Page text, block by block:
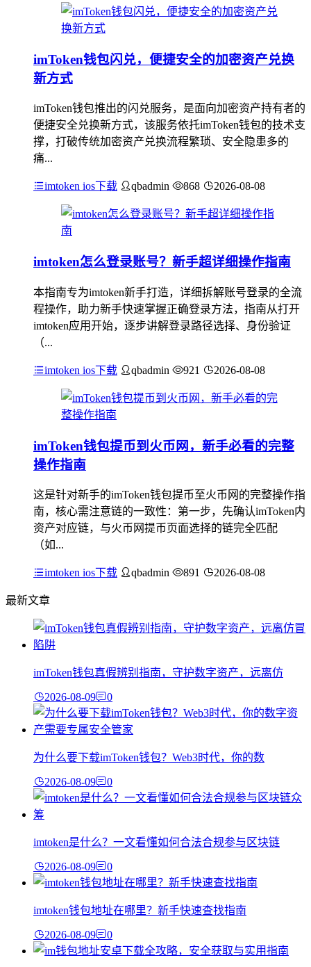
imToken钱包闪兑，便捷安全的加密资产兑换
新方式
imToken钱包推出的闪兑服务，是面向加密资产持有者的
便捷安全兑换新方式，该服务依托imToken钱包的技术支
撑，打破传统加密资产兑换流程繁琐、安全隐患多的
痛...
imtoken ios下载 qbadmin 868 2026-08-08
imtoken怎么登录账号？新手超详细操作指南
本指南专为imtoken新手打造，详细拆解账号登录的全流
程操作，助力新手快速掌握正确登录方法，指南从打开
imtoken应用开始，逐步讲解登录路径选择、身份验证
（...
imtoken ios下载 qbadmin 921 2026-08-08
imToken钱包提币到火币网，新手必看的完整
操作指南
这是针对新手的imToken钱包提币至火币网的完整操作指
南，核心需注意链的一致性：第一步，先确认imToken内
资产对应链，与火币网提币页面选择的链完全匹配
（如...
imtoken ios下载 qbadmin 891 2026-08-08
最新文章
imToken钱包真假辨别指南，守护数字资产，远离仿
2026-08-09 0
为什么要下载imToken钱包？Web3时代，你的数
2026-08-09 0
imtoken是什么？一文看懂如何合法合规参与区块链
2026-08-09 0
imtoken钱包地址在哪里？新手快速查找指南
2026-08-09 0